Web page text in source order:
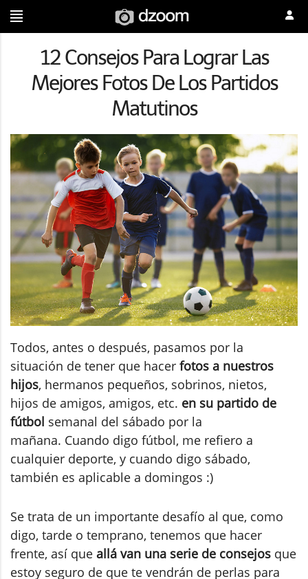
12 Consejos Para Lograr Las
Mejores Fotos De Los Partidos
Matutinos
Todos, antes o después, pasamos por la
situación de tener que hacer fotos a nuestros
hijos, hermanos pequeños, sobrinos, nietos,
hijos de amigos, amigos, etc. en su partido de
fútbol semanal del sábado por la
mañana. Cuando digo fútbol, me refiero a
cualquier deporte, y cuando digo sábado,
también es aplicable a domingos :)
Se trata de un importante desafío al que, como
digo, tarde o temprano, tenemos que hacer
frente, así que allá van una serie de consejos que
estoy seguro de que te vendrán de perlas para